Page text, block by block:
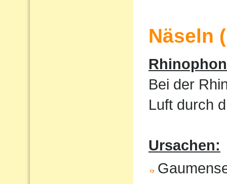
Näseln
Bei der
Luft durch
Ursachen: